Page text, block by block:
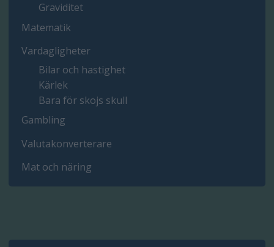
Graviditet
Matematik
Vardagligheter
Bilar och hastighet
Kärlek
Bara för skojs skull
Gambling
Valutakonverterare
Mat och näring